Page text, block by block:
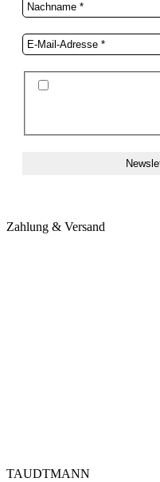
Zahlung & Versand
TAUDTMANN